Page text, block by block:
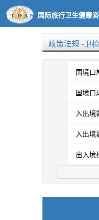
国际旅行卫生健康
政策法规-卫
国境口
国境口
入出境
入出境
出入境